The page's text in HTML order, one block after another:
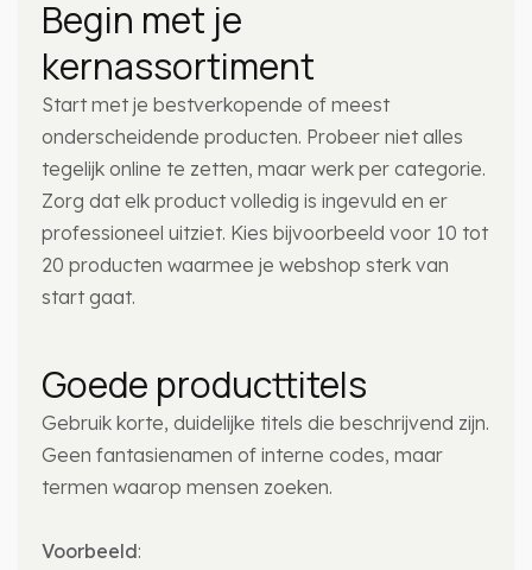
Begin met je
kernassortiment
Start met je bestverkopende of meest
onderscheidende producten. Probeer niet alles
tegelijk online te zetten, maar werk per categorie.
Zorg dat elk product volledig is ingevuld en er
professioneel uitziet. Kies bijvoorbeeld voor 10 tot
20 producten waarmee je webshop sterk van
start gaat.
Goede producttitels
Gebruik korte, duidelijke titels die beschrijvend zijn.
Geen fantasienamen of interne codes, maar
termen waarop mensen zoeken.
Voorbeeld: